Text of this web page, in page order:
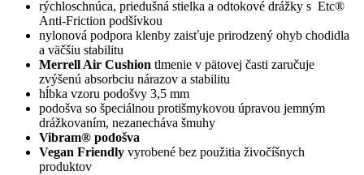
rýchloschnúca, priedušná stielka a odtokové drážky s Etc®
Anti-Friction podšívkou
nylonová podpora klenby zaisťuje prirodzený ohyb chodidla
a väčšiu stabilitu
Merrell Air Cushion tlmenie v pätovej časti zaručuje
zvýšenú absorbciu nárazov a stabilitu
hĺbka vzoru podošvy 3,5 mm
podošva so špeciálnou protišmykovou úpravou jemným
drážkovaním, nezanecháva šmuhy
Vibram® podošva
Vegan Friendly vyrobené bez použitia živočíšnych
produktov